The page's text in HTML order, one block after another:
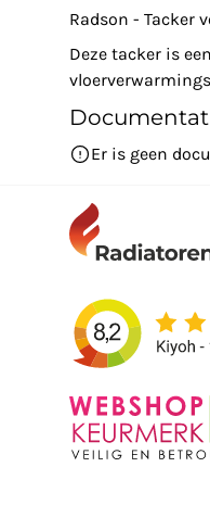
Radson - Tacker
Deze tacker is
Er is geen